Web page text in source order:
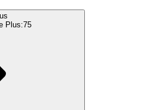
Plus:75